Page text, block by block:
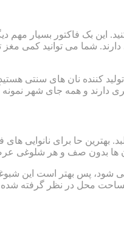
این بک فاکتور بسیار
شما می توانید کمی مغز
تولید کننده نان های
دارند و همه جای شهر نمونه
حا برای نانوایی
ها بدون صف و هر شلوغی
پس بهتر است این
محل در نظر گرفته